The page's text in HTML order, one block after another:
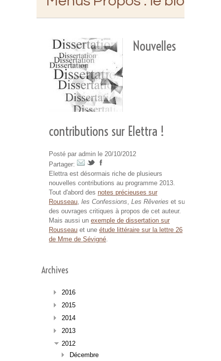
Nouvelles
contributions sur Elettra !
Posté par admin le 20/10/2012
Partager:
Elettra est désormais riche de plusieurs
nouvelles contributions au programme 2013.
Tout d'abord des notes précieuses sur
Rousseau, les Confessions, Les Rêveries et sur
des ouvrages critiques à propos de cet auteur.
Mais aussi un exemple de dissertation sur
Rousseau et une étude littéraire sur la lettre 26
de Mme de Sévigné.
Archives
2016
2015
2014
2013
2012
Décembre